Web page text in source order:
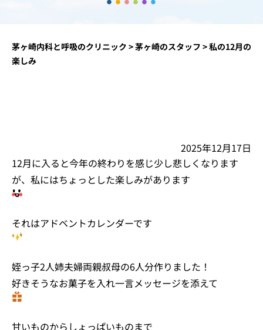
茅ヶ崎内科と呼吸のクリニック >茅ヶ崎のスタッフ >私の12月の
楽しみ
2025年12月17日
12月に入ると今年の終わりを感じ少し悲しくなります
が、私にはちょっとした楽しみがあります
それはアドベントカレンダーです
姪っ子2人姉夫婦両親叔母の6人分作りました！
好きそうなお菓子を入れ一言メッセージを添えて
甘いものからしょっぱいものまで